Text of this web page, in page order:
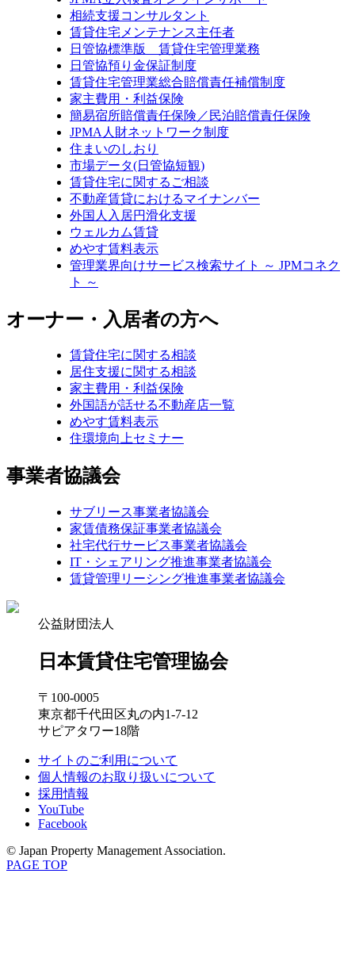
相続支援コンサルタント
賃貸住宅メンテナンス主任者
日管協標準版 賃貸住宅管理業務
日管協預り金保証制度
賃貸住宅管理業総合賠償責任補償制度
家主費用・利益保険
簡易宿所賠償責任保険／民泊賠償責任保険
JPMA人財ネットワーク制度
住まいのしおり
市場データ(日管協短観)
賃貸住宅に関するご相談
不動産賃貸におけるマイナンバー
外国人入居円滑化支援
ウェルカム賃貸
めやす賃料表示
管理業界向けサービス検索サイト ～ JPMコネク
ト ～
オーナー・入居者の方へ
賃貸住宅に関する相談
居住支援に関する相談
家主費用・利益保険
外国語が話せる不動産店一覧
めやす賃料表示
住環境向上セミナー
事業者協議会
サブリース事業者協議会
家賃債務保証事業者協議会
社宅代行サービス事業者協議会
IT・シェアリング推進事業者協議会
賃貸管理リーシング推進事業者協議会
公益財団法人
日本賃貸住宅管理協会
〒100-0005
東京都千代田区丸の内1-7-12
サピアタワー18階
サイトのご利用について
個人情報のお取り扱いについて
採用情報
YouTube
Facebook
© Japan Property Management Association.
PAGE TOP